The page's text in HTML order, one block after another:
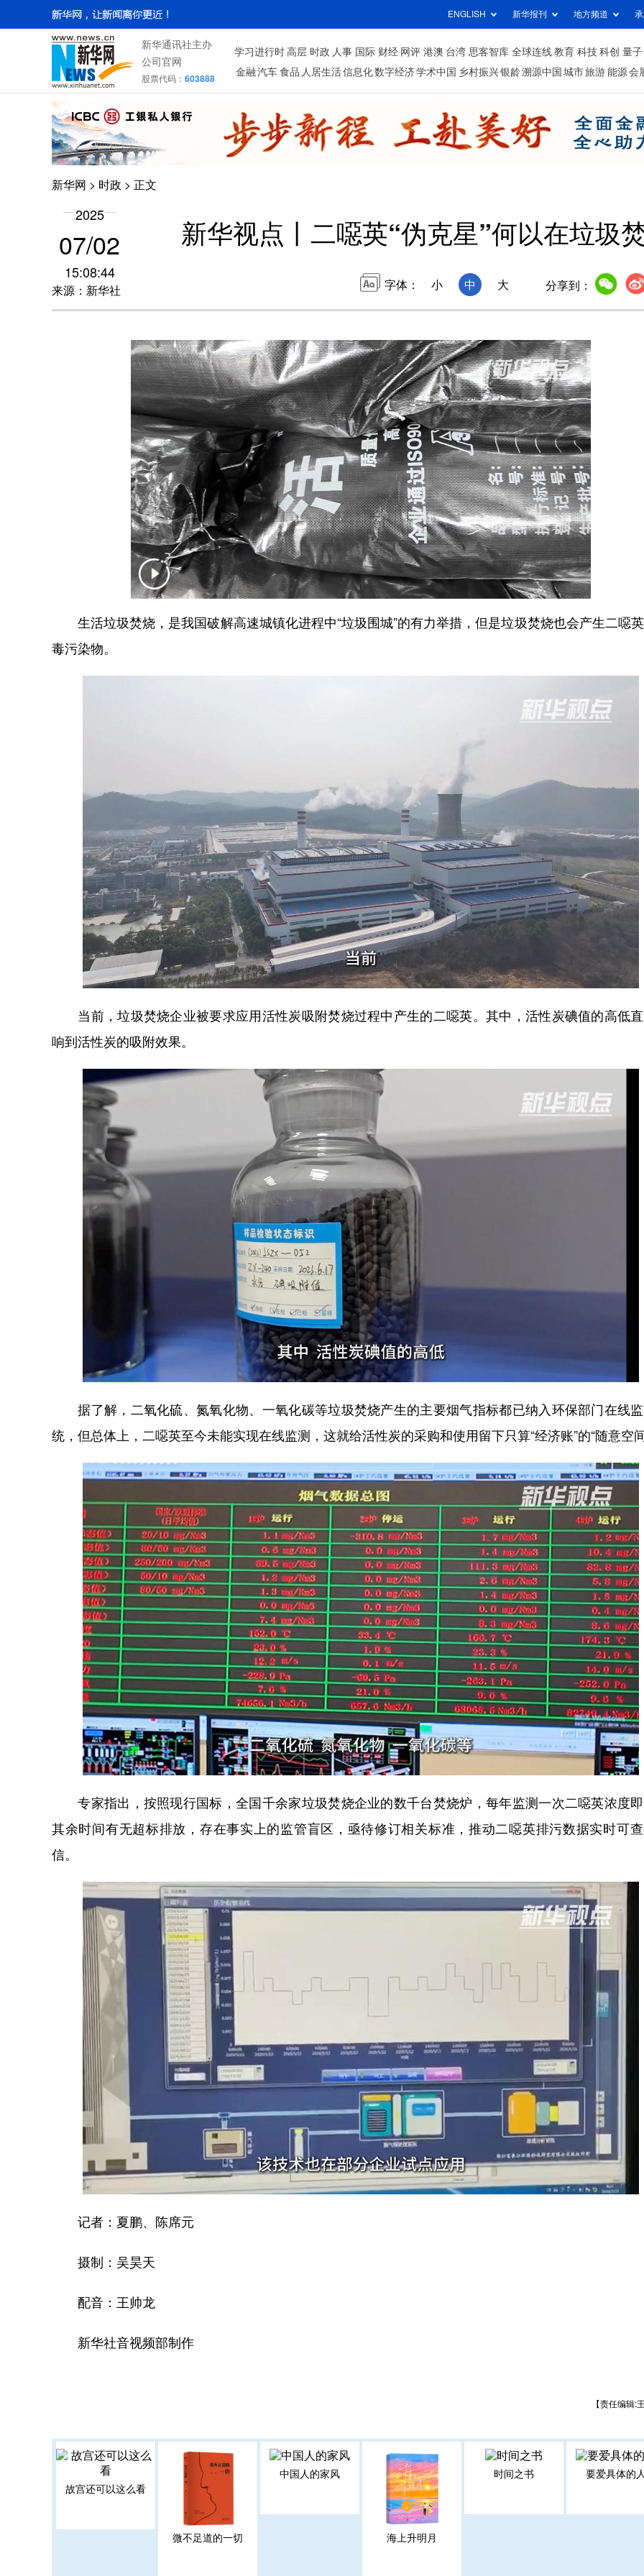
ENGLISH 新华报刊 地方频道
新华通讯社主办
公司官网
股票代码： 603888
学习进行时 高层 时政 人事 国际 财经 网评 港澳 台湾 思客智库 全球连线 教育 科技 科创 量子
金融 汽车 食品 人居生活信息化数字经济学术中国 乡村振兴银龄溯源中国 城市旅游 能源 会
新华网 > 时政 > 正文
2025
07/02
15:08:44
来源：新华社
新华视点丨二噁英“伪克星”何以在垃圾
字体： 小 中 大 分享到：
生活垃圾焚烧，是我国破解高速城镇化进程中“垃圾围城”的有力举措，但是垃圾焚烧也会产生二噁英
毒污染物。
当前，垃圾焚烧企业被要求应用活性炭吸附焚烧过程中产生的二噁英。其中，活性炭碘值的高低
响到活性炭的吸附效果。
据了解，二氧化硫、氮氧化物、一氧化碳等垃圾焚烧产生的主要烟气指标都已纳入环保部门在线
统，但总体上，二噁英至今未能实现在线监测，这就给活性炭的采购和使用留下只算“经济账”的“随意空间
专家指出，按照现行国标，全国千余家垃圾焚烧企业的数千台焚烧炉，每年监测一次二噁英浓度即
其余时间有无超标排放，存在事实上的监管盲区，亟待修订相关标准，推动二噁英排污数据实时可
信。
记者：夏鹏、陈席元
摄制：吴昊天
配音：王帅龙
新华社音视频部制作
【责任编辑:
故宫还可以这么看
微不足道的一切
中国人的家风
海上升明月
时间之书 要爱具体的人